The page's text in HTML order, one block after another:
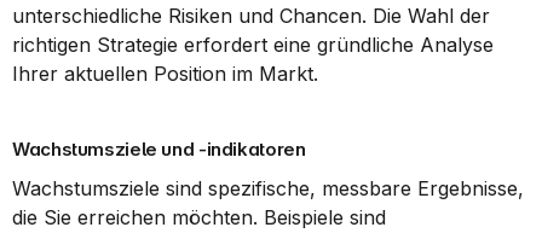
unterschiedliche Risiken und Chancen. Die Wahl der
richtigen Strategie erfordert eine gründliche Analyse
Ihrer aktuellen Position im Markt.
Wachstumsziele und -indikatoren
Wachstumsziele sind spezifische, messbare Ergebnisse,
die Sie erreichen möchten. Beispiele sind